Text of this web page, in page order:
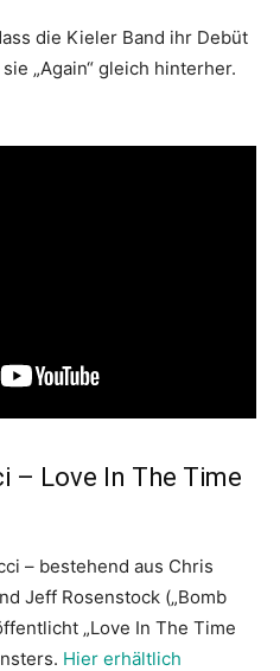
die Kieler Band ihr Debüt
„Again“ gleich hinterher.
– Love In The Time
– bestehend aus Chris
Jeff Rosenstock („Bomb
„Love In The Time
Hier erhältlich